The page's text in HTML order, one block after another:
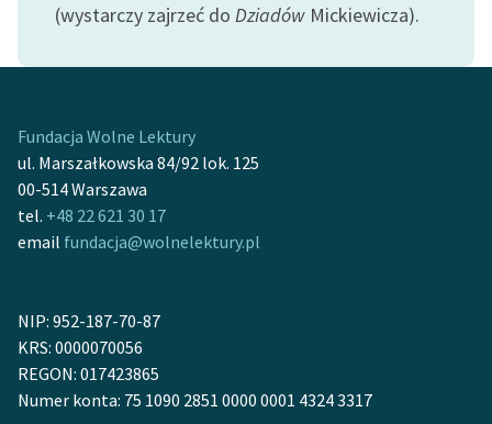
twórców przechodzących
lektur szkolnych oraz
Odkurzamy bohaterów
Szkoła Poezji Wolnych
Lektur
O nas
O projekcie
Zespół
(wystarczy zajrzeć do Dziadów Mickiewicza).
Fundacja Wolne Lektury
ul. Marszałkowska 84/92 lok. 125
00-514 Warszawa
tel. +48 22 621 30 17
email fundacja@wolnelektury.pl
NIP: 952-187-70-87
KRS: 0000070056
REGON: 017423865
Numer konta: 75 1090 2851 0000 0001 4324 3317